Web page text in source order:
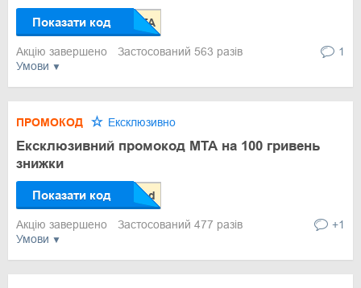
Умови
Показати код
Акцію завершено Застосований 563 разів 1
Умови
ПРОМОКОД Ексклюзивно
Ексклюзивний промокод МТА на 100 гривень
знижки
Показати код
Акцію завершено Застосований 477 разів +1